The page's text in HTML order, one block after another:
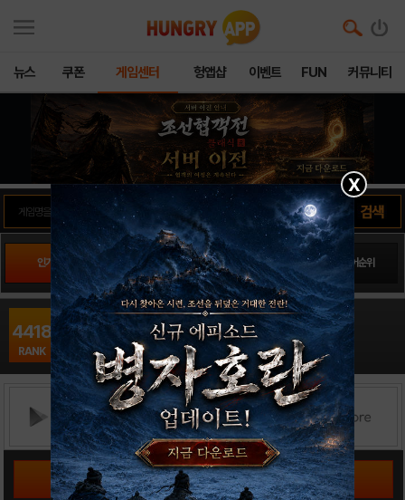
뉴스 쿠폰 게임센터 헝앱샵 이벤트 FUN 커뮤니티
인기게임 팬사이트순위 PLAY스토어순위 앱스토어순위
4418
RANK
헬로히어로216
RPG / 핀콘
출시일: 0000-00-00
공략 커뮤니티 바로가기
X